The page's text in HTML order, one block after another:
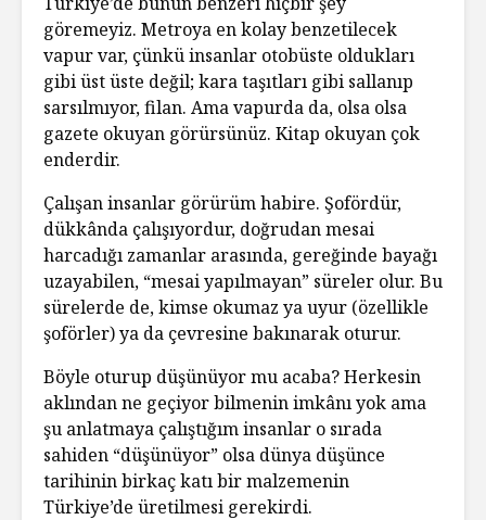
göremeyiz. Metroya en kolay benzetilecek
vapur var, çünkü insanlar otobüste oldukları
gibi üst üste değil; kara taşıtları gibi sallanıp
sarsılmıyor, filan. Ama vapurda da, olsa olsa
gazete okuyan görürsünüz. Kitap okuyan çok
enderdir.
Çalışan insanlar görürüm habire. Şofördür,
dükkânda çalışıyordur, doğrudan mesai
harcadığı zamanlar arasında, gereğinde bayağı
uzayabilen, “mesai yapılmayan” süreler olur. Bu
sürelerde de, kimse okumaz ya uyur (özellikle
şoförler) ya da çevresine bakınarak oturur.
Böyle oturup düşünüyor mu acaba? Herkesin
aklından ne geçiyor bilmenin imkânı yok ama
şu anlatmaya çalıştığım insanlar o sırada
sahiden “düşünüyor” olsa dünya düşünce
tarihinin birkaç katı bir malzemenin
Türkiye’de üretilmesi gerekirdi.